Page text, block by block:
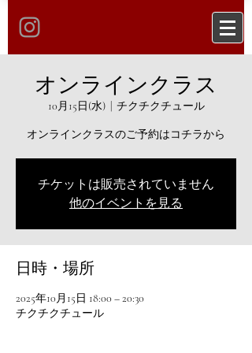
オンラインクラス
10月15日(水)
  |
チクチクチュール
オンラインクラスのご予約はコチラから
チケットは販売されていません
他のイベントを見る
日時・場所
2025年10月15日 18:00 – 20:30
チクチクチュール